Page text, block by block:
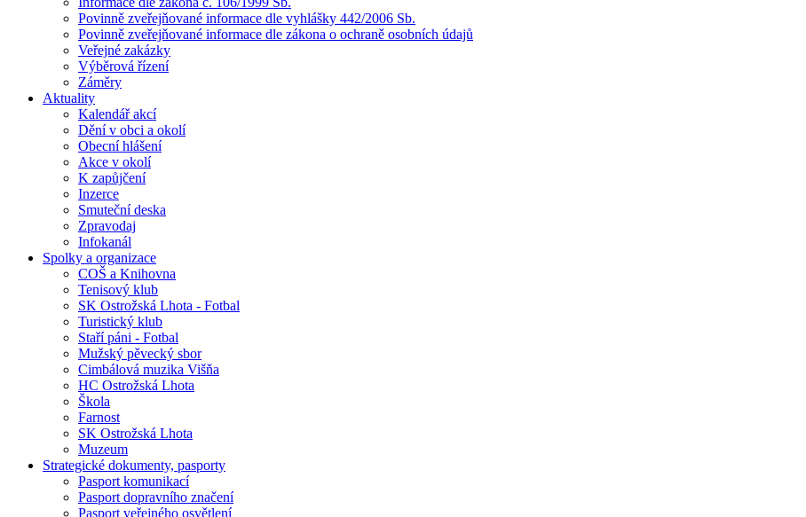
Povinně zveřejňované informace dle vyhlášky 442/2006 Sb.
Povinně zveřejňované informace dle zákona o ochraně osobních údajů
Veřejné zakázky
Výběrová řízení
Záměry
Aktuality
Kalendář akcí
Dění v obci a okolí
Obecní hlášení
Akce v okolí
K zapůjčení
Inzerce
Smuteční deska
Zpravodaj
Infokanál
Spolky a organizace
COŠ a Knihovna
Tenisový klub
SK Ostrožská Lhota - Fotbal
Turistický klub
Staří páni - Fotbal
Mužský pěvecký sbor
Cimbálová muzika Višňa
HC Ostrožská Lhota
Škola
Farnost
SK Ostrožská Lhota
Muzeum
Strategické dokumenty, pasporty
Pasport komunikací
Pasport dopravního značení
Pasport veřejného osvětlení